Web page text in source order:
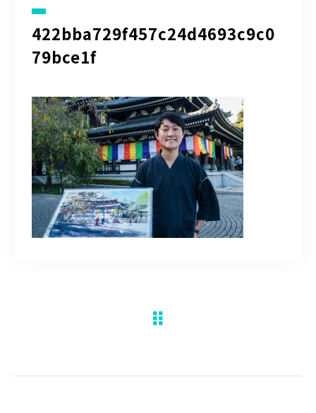
422bba729f457c24d4693c9c0
79bce1f
ATELIER
水彩ブログ
CONTACT
お問い合わせ